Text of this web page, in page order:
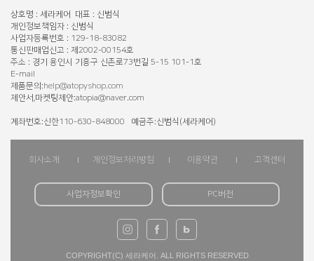
상호명 : 세라케어 대표 : 신범식
개인정보책임자 : 신범식
사업자등록번호 : 129-18-83082
통신판매업신고 : 제2002-00154호
주소 : 경기 용인시 기흥구 신촌로73번길 5-15 101-1호
E-mail
제품문의:help@atopyshop.com
제안서,마켓팅제안:atopia@naver.com
계좌번호:신한110-630-848000 예금주:신범식(세라케어)
회사소개 개인정보처리방침 이용약관 고객센터
사업자정보확인 PC버전
COPYRIGHT(C) 세라케어. ALL RIGHTS RESERVED